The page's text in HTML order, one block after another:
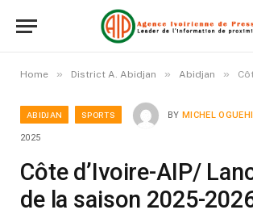
Home » District A. Abidjan » Abidjan » Côte d’Ivoire-
ABIDJAN SPORTS BY MICHEL OGUEHI
2025
Côte d’Ivoire-AIP/
de la saison 2025-